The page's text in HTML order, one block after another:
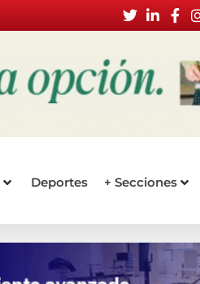
Deportes + Secciones